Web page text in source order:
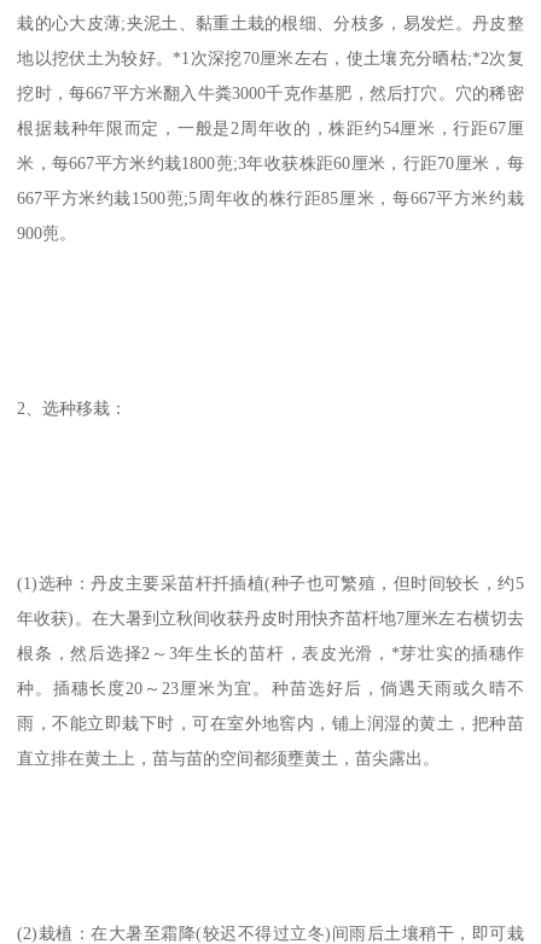
栽的心大皮薄;夹泥土、黏重土栽的根细、分枝多，易发烂。丹皮整
地以挖伏土为较好。*1次深挖70厘米左右，使土壤充分晒枯;*2次复
挖时，每667平方米翻入牛粪3000千克作基肥，然后打穴。穴的稀密
根据栽种年限而定，一般是2周年收的，株距约54厘米，行距67厘
米，每667平方米约栽1800蔸;3年收获株距60厘米，行距70厘米，每
667平方米约栽1500蔸;5周年收的株行距85厘米，每667平方米约栽
900蔸。
2、选种移栽：
(1)选种：丹皮主要采苗杆扦插植(种子也可繁殖，但时间较长，约5
年收获)。在大暑到立秋间收获丹皮时用快齐苗杆地7厘米左右横切去
根条，然后选择2～3年生长的苗杆，表皮光滑，*芽壮实的插穗作
种。插穗长度20～23厘米为宜。种苗选好后，倘遇天雨或久晴不
雨，不能立即栽下时，可在室外地窖内，铺上润湿的黄土，把种苗
直立排在黄土上，苗与苗的空间都须壅黄土，苗尖露出。
(2)栽植：在大暑至霜降(较迟不得过立冬)间雨后土壤稍干，即可栽